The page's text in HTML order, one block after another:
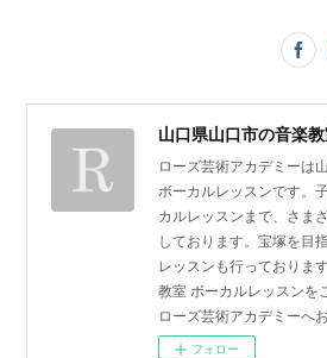
ローズ芸術アカデミーは
ボーカルレッスンです。
カルレッスンまで、さま
しております。宝塚を目
レッスンも行っておりま
教室 ボーカルレッスンを
ローズ芸術アカデミーへ
フォロー